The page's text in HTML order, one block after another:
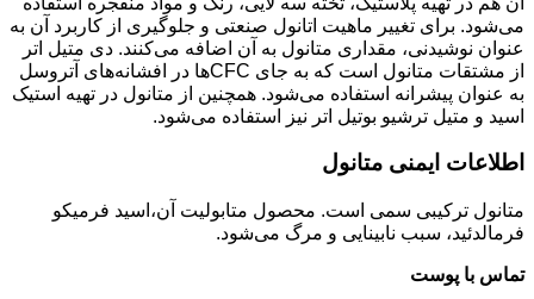
می‌شود. برای تغییر ماهیت اتانول صنعتی و جلوگیری از کاربرد آن به
عنوان نوشیدنی، مقداری متانول به آن اضافه می‌کنند. دی متیل اتر
از مشتقات متانول است که به جای CFCها در افشانه‌های آتروسل
به عنوان پیشرانه استفاده می‌شود. همچنین از متانول در تهیه استیک
اسید و متیل ترشیو بوتیل اتر نیز استفاده می‌شود.
اطلاعات ایمنی متانول
متانول ترکیبی سمی است. محصول متابولیت آن،اسید فرمیکو
فرمالدئید، سبب نابینایی و مرگ می‌شود.
تماس با پوست